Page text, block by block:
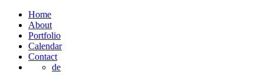
Home
About
Portfolio
Calendar
Contact
de